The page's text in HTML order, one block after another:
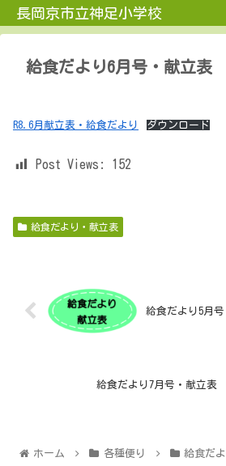
長岡京市立神足小学校
給食だより6月号・献立表
R8.6月献立表・給食だより ダウンロード
Post Views: 152
給食だより・献立表
給食だより5月
給食だより7月号・献立表
ホーム 各種便り 給食だ